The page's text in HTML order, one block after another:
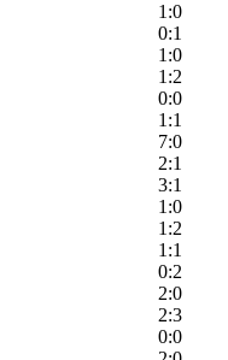
1:0
0:1
1:0
1:2
0:0
1:1
7:0
2:1
3:1
1:0
1:2
1:1
0:2
2:0
2:3
0:0